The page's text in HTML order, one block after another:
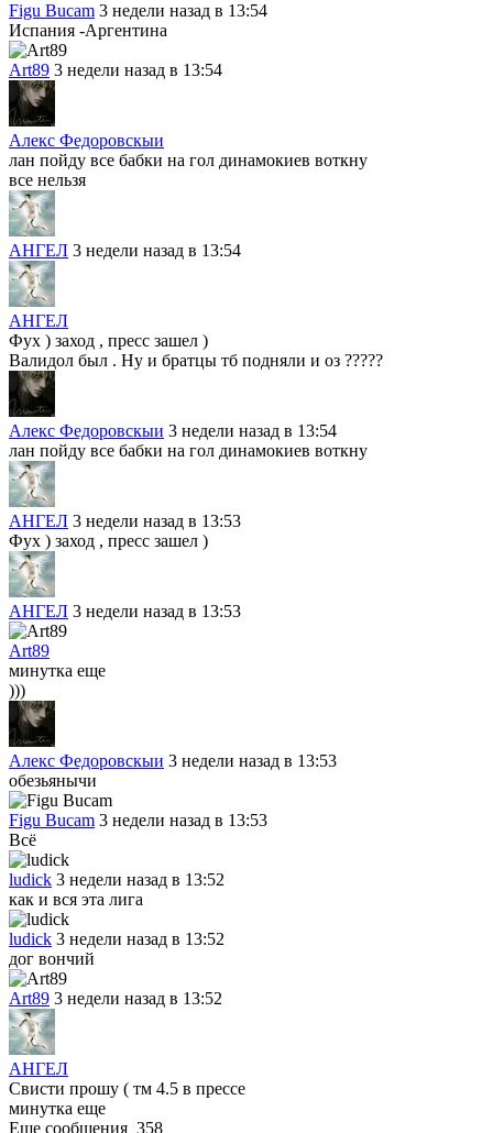
Figu Bucam 3 недели назад в 13:54
Испания -Аргентина
Art89 3 недели назад в 13:54
Алекс Федоровскыи
лан пойду все бабки на гол динамокиев воткну
все нельзя
АНГЕЛ 3 недели назад в 13:54
АНГЕЛ
Фух ) заход , пресс зашел )
Валидол был . Ну и братцы тб подняли и оз ?????
Алекс Федоровскыи 3 недели назад в 13:54
лан пойду все бабки на гол динамокиев воткну
АНГЕЛ 3 недели назад в 13:53
Фух ) заход , пресс зашел )
АНГЕЛ 3 недели назад в 13:53
Art89
минутка еще
)))
Алекс Федоровскыи 3 недели назад в 13:53
обезьянычи
Figu Bucam 3 недели назад в 13:53
Всё
ludick 3 недели назад в 13:52
как и вся эта лига
ludick 3 недели назад в 13:52
дог вончий
Art89 3 недели назад в 13:52
АНГЕЛ
Свисти прошу ( тм 4.5 в прессе
минутка еще
Еще сообщения 358